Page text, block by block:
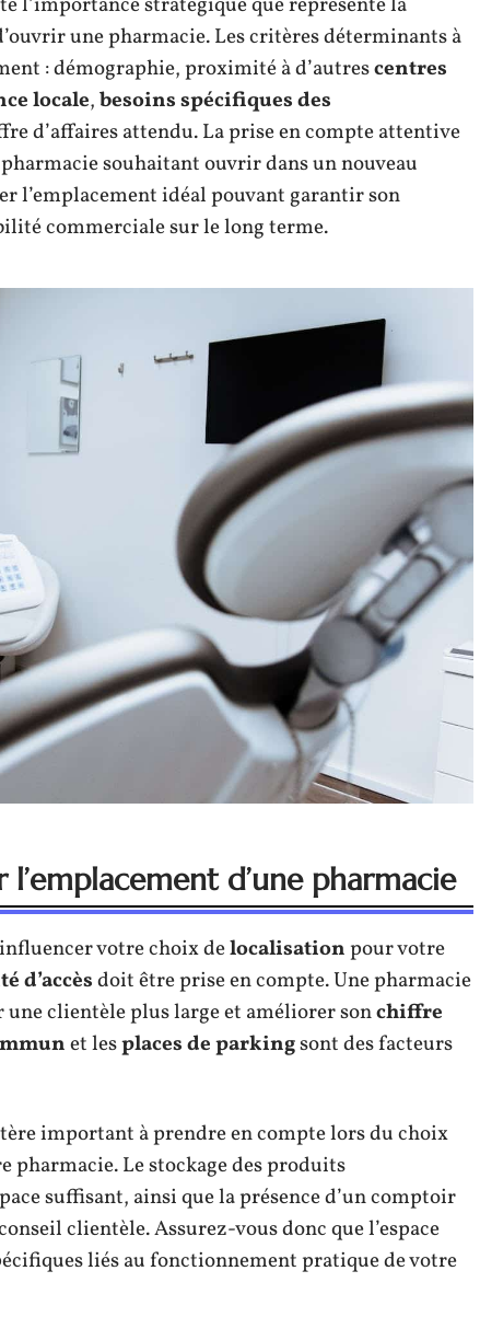
une pharmacie. Les critères déterminants à
: démographie, proximité à d’autrescentres
locale,besoins spécifiques des
d’affaires attendu. La prise en compte attentive
souhaitant ouvrir dans un nouveau
l’emplacement idéal pouvant garantir son
commerciale sur le long terme.
d’une pharmacie
votre choix delocalisationpour votre
d’accèsdoit être prise en compte. Une pharmacie
clientèle plus large et améliorer sonchiffre
et lesplaces de parkingsont des facteurs
important à prendre en compte lors du choix
pharmacie. Le stockage des produits
suffisant, ainsi que la présence d’un comptoir
clientèle. Assurez-vous donc que l’espace
liés au fonctionnement pratique de votre